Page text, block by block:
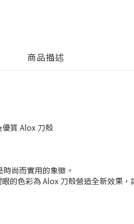
商品描述
質 Alox 刀殼
尚而實用的象徵。
的色彩為 Alox 刀殼營造全新效果